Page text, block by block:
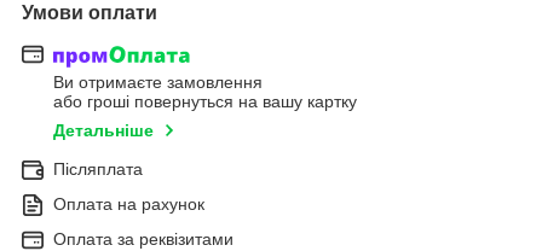
Умови оплати
Ви отримаєте замовлення
або гроші повернуться на вашу картку
Детальніше
Післяплата
Оплата на рахунок
Оплата за реквізитами